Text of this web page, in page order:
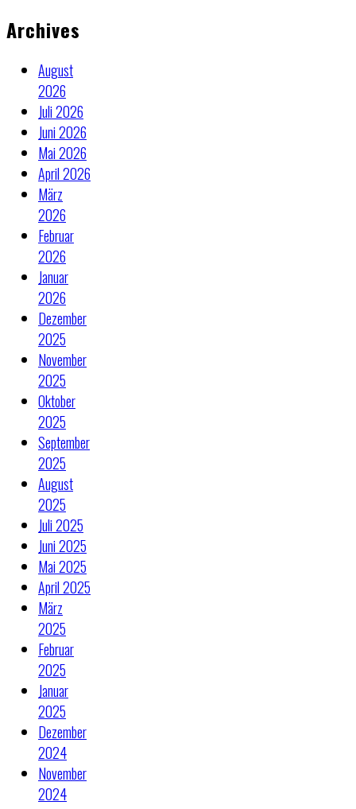
Archives
August
2026
Juli 2026
Juni 2026
Mai 2026
April 2026
März
2026
Februar
2026
Januar
2026
Dezember
2025
November
2025
Oktober
2025
September
2025
August
2025
Juli 2025
Juni 2025
Mai 2025
April 2025
März
2025
Februar
2025
Januar
2025
Dezember
2024
November
2024